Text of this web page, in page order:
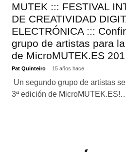
MUTEK ::: FESTIVAL
DE CREATIVIDAD
ELECTRÓNICA :::
grupo de artistas para
de MicroMUTEK.ES
Pat Quinteiro 15 años hace
Un segundo grupo de artistas
3ª edición de